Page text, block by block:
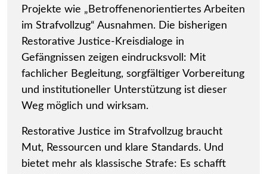
Projekte wie „Betroffenenorientiertes Arbeiten
im Strafvollzug“ Ausnahmen. Die bisherigen
Restorative Justice-Kreisdialoge in
Gefängnissen zeigen eindrucksvoll: Mit
fachlicher Begleitung, sorgfältiger Vorbereitung
und institutioneller Unterstützung ist dieser
Weg möglich und wirksam.
Restorative Justice im Strafvollzug braucht
Mut, Ressourcen und klare Standards. Und
bietet mehr als klassische Strafe: Es schafft